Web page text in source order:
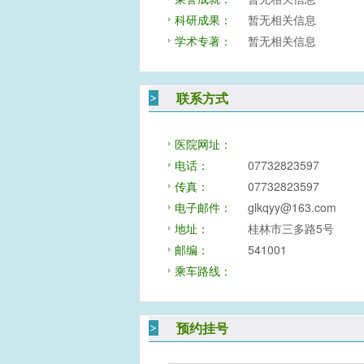
科研成果：
暂无相关信息
学术专著：
暂无相关信息
联系方式
医院网址：
电话：
07732823597
传真：
07732823597
电子邮件：
glkqyy@163.com
地址：
桂林市三多路5号
邮编：
541001
乘车路线：
预约挂号